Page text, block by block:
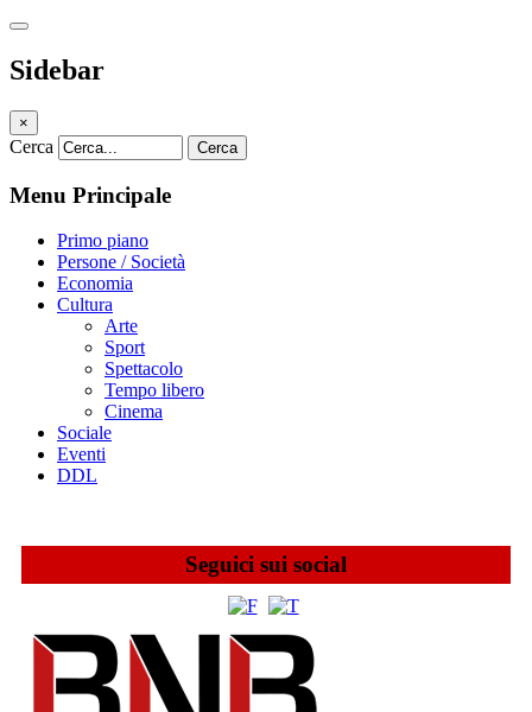
Sidebar
×
Cerca Cerca
Menu Principale
Primo piano
Persone / Società
Economia
Cultura
Arte
Sport
Spettacolo
Tempo libero
Cinema
Sociale
Eventi
DDL
Seguici sui social